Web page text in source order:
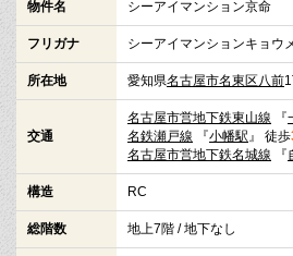
物件名 シーアイマンション京命
フリガナ シーアイマンションキョウ
所在地 愛知県名古屋市名東区八前
交通
名古屋市営地下鉄東山線 『
名鉄瀬戸線 『小幡駅 』 徒歩
名古屋市営地下鉄名城線 『
構造 RC
総階数 地上7階 / 地下なし